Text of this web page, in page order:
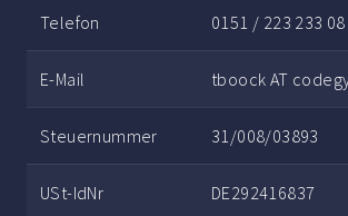
Telefon 0151 / 223 233 08
E-Mail tboock AT
Steuernummer 31/008/03893
USt-IdNr DE292416837